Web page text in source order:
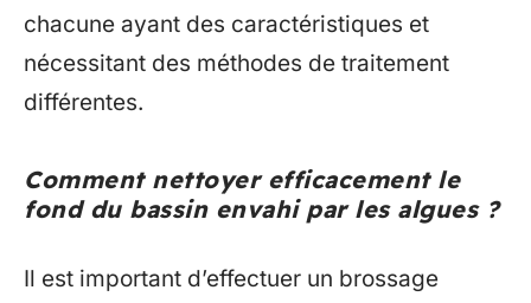
chacune ayant des caractéristiques et
nécessitant des méthodes de traitement
différentes.
Comment nettoyer efficacement le
fond du bassin envahi par les algues ?
Il est important d’effectuer un brossage